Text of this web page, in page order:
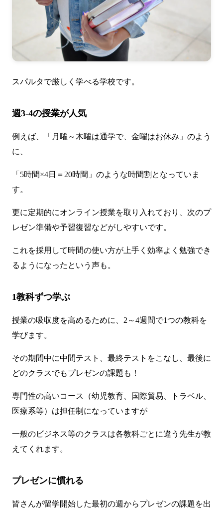
スパルタで厳しく学べる学校です。
週3-4の授業が人気
例えば、「月曜～木曜は通学で、金曜はお休み」のよう
に、
「5時間×4日＝20時間」のような時間割となっていま
す。
更に定期的にオンライン授業を取り入れており、次のプ
レゼン準備や予習復習などがしやすいです。
これを採用して時間の使い方が上手く効率よく勉強でき
るようになったという声も。
1教科ずつ学ぶ
授業の吸収度を高めるために、2～4週間で1つの教科を
学びます。
その期間中に中間テスト、最終テストをこなし、最後に
どのクラスでもプレゼンの課題も！
専門性の高いコース（幼児教育、国際貿易、トラベル、
医療系等）は担任制になっていますが
一般のビジネス等のクラスは各教科ごとに違う先生が教
えてくれます。
プレゼンに慣れる
皆さんが留学開始した最初の週からプレゼンの課題を出